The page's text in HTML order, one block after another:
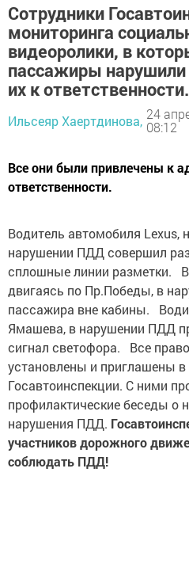
Сотрудники
мониторинга
видеоролики, в
пассажиры
их к ответственности.
Ильсеяр Хаертдинова, 24
08:12
Все они были привлечены к
ответственности.
Водитель автомобиля Lexus,
нарушении ПДД совершил
сплошные линии разметки.
двигаясь по Пр.Победы, в
пассажира вне кабины.
Ямашева, в нарушении ПДД
сигнал светофора. Все
установлены и приглашены в
Госавтоинспекции. С ними
профилактические беседы о
нарушения ПДД.
участников дорожного
соблюдать ПДД!